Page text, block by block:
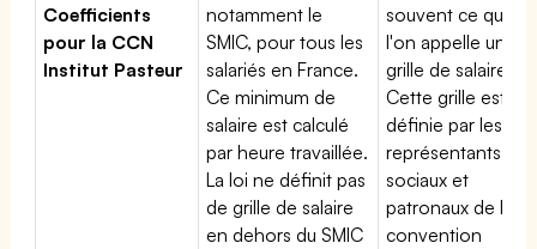
Coefficients
pour la CCN
Institut Pasteur
notamment le
SMIC, pour tous les
salariés en France.
Ce minimum de
salaire est calculé
par heure travaillée.
La loi ne définit pas
de grille de salaire
en dehors du SMIC
souvent ce que
l'on appelle une
grille de salaires.
Cette grille est
définie par les
représentants
sociaux et
patronaux de la
convention